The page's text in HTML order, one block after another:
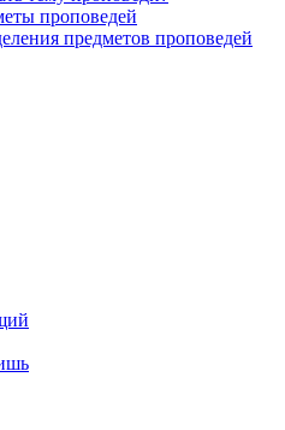
проповедей
предметов проповедей